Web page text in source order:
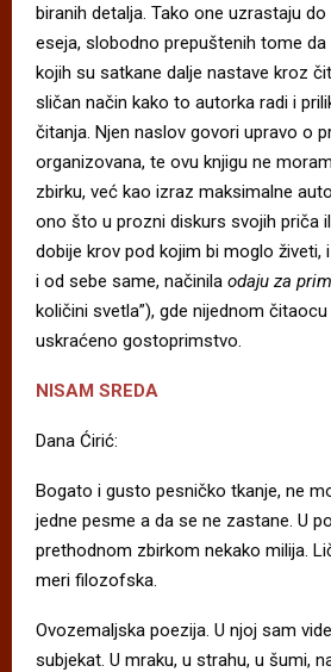
biranih detalja. Tako one uzrastaju
eseja, slobodno prepuštenih tome
kojih su satkane dalje nastave kroz
sličan način kako to autorka radi i
čitanja. Njen naslov govori upravo o
organizovana, te ovu knjigu ne
zbirku, već kao izraz maksimalne
ono što u prozni diskurs svojih priča
dobije krov pod kojim bi moglo živeti,
i od sebe same, načinila odaju za
količini svetla”), gde nijednom
uskraćeno gostoprimstvo.
NISAM SREDA
Dana Ćirić:
Bogato i gusto pesničko tkanje, ne
jedne pesme a da se ne zastane. U
prethodnom zbirkom nekako milija.
meri filozofska.
Ovozemaljska poezija. U njoj sam
subjekat. U mraku, u strahu, u šumi,